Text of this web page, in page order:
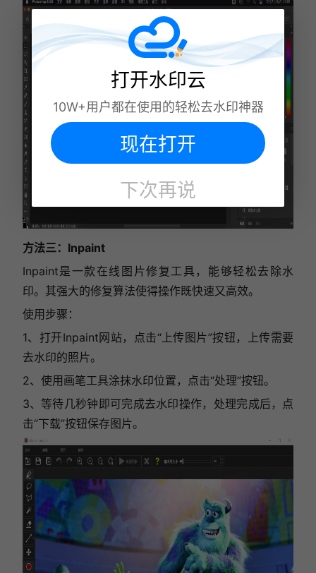
方法三：Inpaint
Inpaint是一款在线图片修复工具，能够轻松去除水
印。其强大的修复算法使得操作既快速又高效。
使用步骤：
1、打开Inpaint网站，点击“上传图片”按钮，上传需要
去水印的照片。
2、使用画笔工具涂抹水印位置，
点击“处理”按钮。
3、等待几秒钟即可完成去水印操作，处理完成后，点
击“下载”按钮保存图片。
打开水印云
10W+用户都在使用的轻松去水印神器
现在打开
下次再说